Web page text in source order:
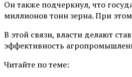
Он также подчеркнул, что
миллионов тонн зерна. При
В этой связи, власти делают
эффективность
Читайте по теме: